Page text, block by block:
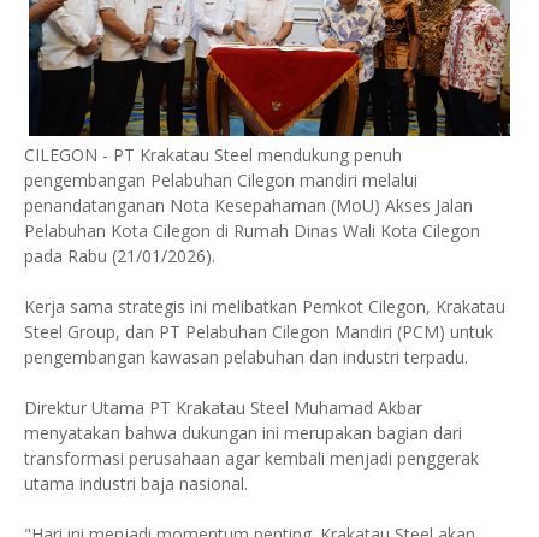
CILEGON - PT Krakatau Steel mendukung penuh
pengembangan Pelabuhan Cilegon mandiri melalui
penandatanganan Nota Kesepahaman (MoU) Akses Jalan
Pelabuhan Kota Cilegon di Rumah Dinas Wali Kota Cilegon
pada Rabu (21/01/2026).
Kerja sama strategis ini melibatkan Pemkot Cilegon, Krakatau
Steel Group, dan PT Pelabuhan Cilegon Mandiri (PCM) untuk
pengembangan kawasan pelabuhan dan industri terpadu.
Direktur Utama PT Krakatau Steel Muhamad Akbar
menyatakan bahwa dukungan ini merupakan bagian dari
transformasi perusahaan agar kembali menjadi penggerak
utama industri baja nasional.